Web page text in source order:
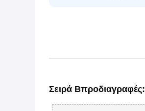
Σειρά Βπροδιαγραφές: